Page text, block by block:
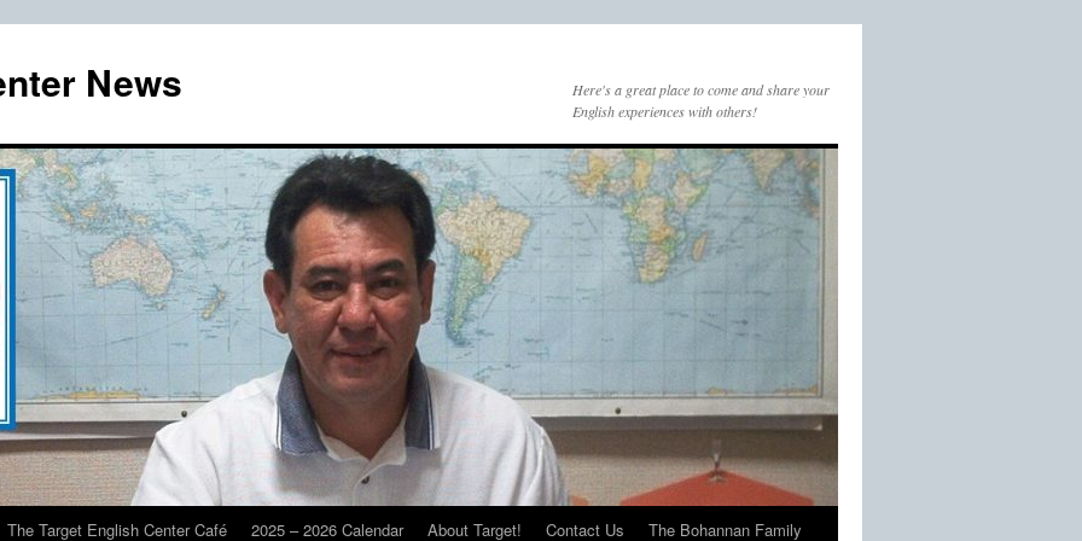
News
Here's a great place to come and share your
English experiences with others!
The Target English Center Café 2025 – 2026 Calendar About Target! Contact Us The Bohannan Family